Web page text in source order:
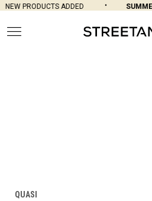
NEW PRODUCTS ADDED
QUASI